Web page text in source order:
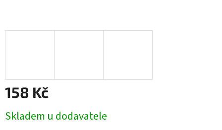
158 Kč
cena:
Skladem u dodavatele